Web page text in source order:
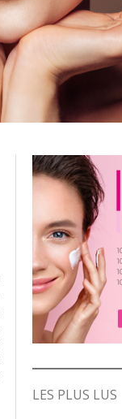
LES PLUS LUS